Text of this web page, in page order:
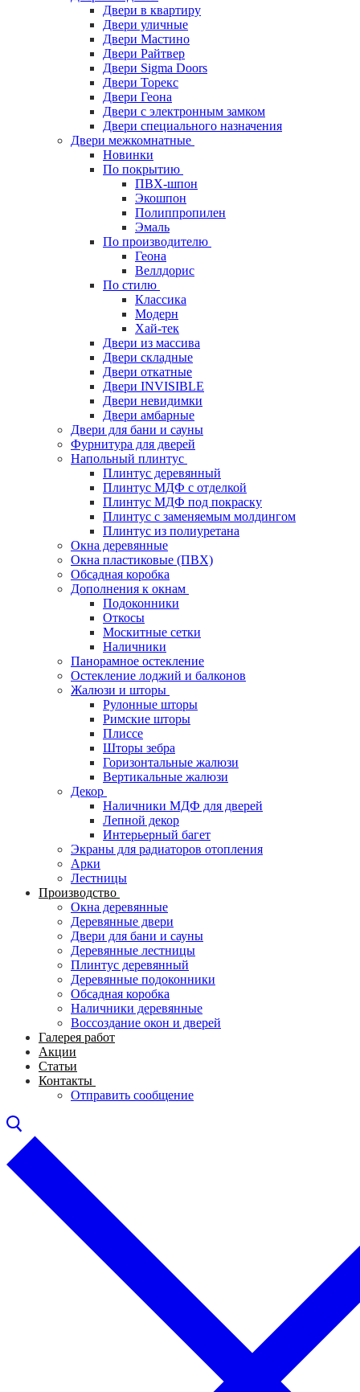
Двери в квартиру
Двери уличные
Двери Мастино
Двери Райтвер
Двери Sigma Doors
Двери Торекс
Двери Геона
Двери с электронным замком
Двери специального назначения
Двери межкомнатные
Новинки
По покрытию
ПВХ-шпон
Экошпон
Полиппропилен
Эмаль
По производителю
Геона
Веллдорис
По стилю
Классика
Модерн
Хай-тек
Двери из массива
Двери складные
Двери откатные
Двери INVISIBLE
Двери невидимки
Двери амбарные
Двери для бани и сауны
Фурнитура для дверей
Напольный плинтус
Плинтус деревянный
Плинтус МДФ с отделкой
Плинтус МДФ под покраску
Плинтус с заменяемым молдингом
Плинтус из полиуретана
Окна деревянные
Окна пластиковые (ПВХ)
Обсадная коробка
Дополнения к окнам
Подоконники
Откосы
Москитные сетки
Наличники
Панорамное остекление
Остекление лоджий и балконов
Жалюзи и шторы
Рулонные шторы
Римские шторы
Плиссе
Шторы зебра
Горизонтальные жалюзи
Вертикальные жалюзи
Декор
Наличники МДФ для дверей
Лепной декор
Интерьерный багет
Экраны для радиаторов отопления
Арки
Лестницы
Производство
Окна деревянные
Деревянные двери
Двери для бани и сауны
Деревянные лестницы
Плинтус деревянный
Деревянные подоконники
Обсадная коробка
Наличники деревянные
Воссоздание окон и дверей
Галерея работ
Акции
Статьи
Контакты
Отправить сообщение